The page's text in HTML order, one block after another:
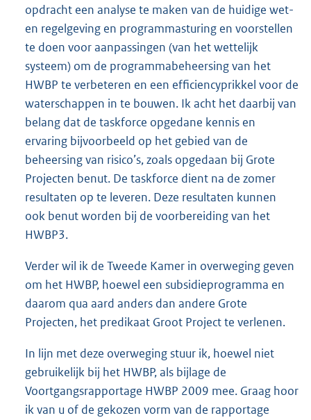
opdracht een analyse te maken van de huidige wet-
en regelgeving en programmasturing en voorstellen
te doen voor aanpassingen (van het wettelijk
systeem) om de programmabeheersing van het
HWBP te verbeteren en een efficiencyprikkel voor de
waterschappen in te bouwen. Ik acht het daarbij van
belang dat de taskforce opgedane kennis en
ervaring bijvoorbeeld op het gebied van de
beheersing van risico’s, zoals opgedaan bij Grote
Projecten benut. De taskforce dient na de zomer
resultaten op te leveren. Deze resultaten kunnen
ook benut worden bij de voorbereiding van het
HWBP3.
Verder wil ik de Tweede Kamer in overweging geven
om het HWBP, hoewel een subsidieprogramma en
daarom qua aard anders dan andere Grote
Projecten, het predikaat Groot Project te verlenen.
In lijn met deze overweging stuur ik, hoewel niet
gebruikelijk bij het HWBP, als bijlage de
Voortgangsrapportage HWBP 2009 mee. Graag hoor
ik van u of de gekozen vorm van de rapportage